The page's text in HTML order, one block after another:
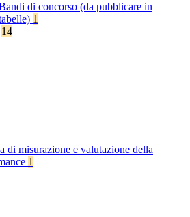
di concorso (da pubblicare in
1
14
di misurazione e valutazione della
1